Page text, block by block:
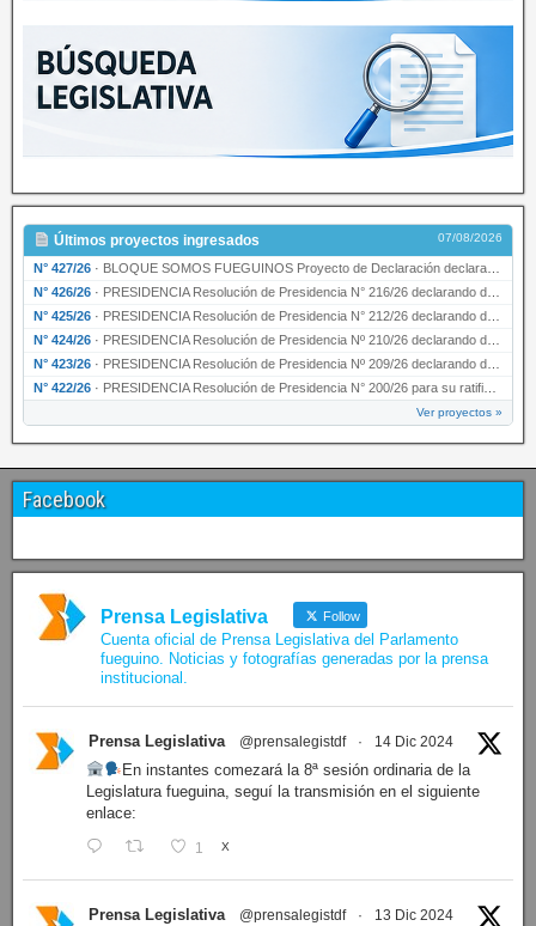
Últimos proyectos ingresados 07/08/2026
N° 427/26 · BLOQUE SOMOS FUEGUINOS Proyecto de Declaración declarando de interés provincial PRESIDENCI…
N° 426/26 · PRESIDENCIA Resolución de Presidencia N° 216/26 declarando de interés provincial la labor …
N° 425/26 · PRESIDENCIA Resolución de Presidencia N° 212/26 declarando de interés provincial el “50° A…
N° 424/26 · PRESIDENCIA Resolución de Presidencia Nº 210/26 declarando de interés provincial el proyec…
N° 423/26 · PRESIDENCIA Resolución de Presidencia Nº 209/26 declarando de interés provincial la presen…
N° 422/26 · PRESIDENCIA Resolución de Presidencia N° 200/26 para su ratificación.
Ver proyectos »
Facebook
Prensa Legislativa Follow
Cuenta oficial de Prensa Legislativa del Parlamento
fueguino. Noticias y fotografías generadas por la prensa
institucional.
Prensa Legislativa @prensalegistdf · 14 Dic 2024
En instantes comezará la 8ª sesión ordinaria de la
Legislatura fueguina, seguí la transmisión en el siguiente
enlace:
1 X
Prensa Legislativa @prensalegistdf · 13 Dic 2024